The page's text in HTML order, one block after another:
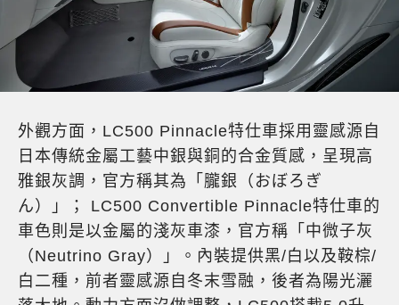
外觀方面，LC500 Pinnacle特仕車採用靈感源自
日本傳統金屬工藝中銀與銅的合金質感，呈現高
雅銀灰調，官方稱其為「朧銀（おぼろぎ
ん）」； LC500 Convertible Pinnacle特仕車的
車色則是以金屬的淺灰車漆，官方稱「中微子灰
（Neutrino Gray）」。內裝提供黑/白以及鞍棕/
白二種，前者靈感源自冬末雪融，後者為陽光灑